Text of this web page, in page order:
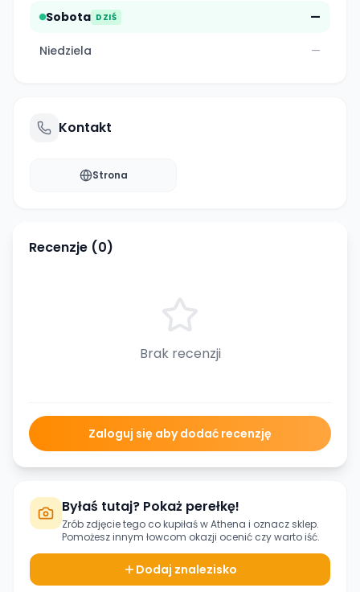
Sobota DZIŚ —
Niedziela —
Kontakt
Strona
Recenzje (0)
Brak recenzji
Zaloguj się aby dodać recenzję
Byłaś tutaj? Pokaż perełkę!
Zrób zdjęcie tego co kupiłaś wAthena i oznacz sklep.
Pomożesz innym łowcom okazji ocenić czy warto iść.
Dodaj znalezisko